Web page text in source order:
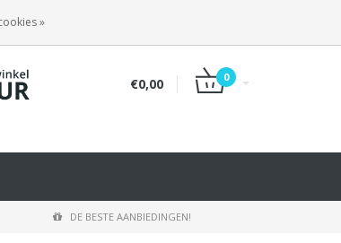
€0,00 0
DE BESTE AANBIEDINGEN!
»